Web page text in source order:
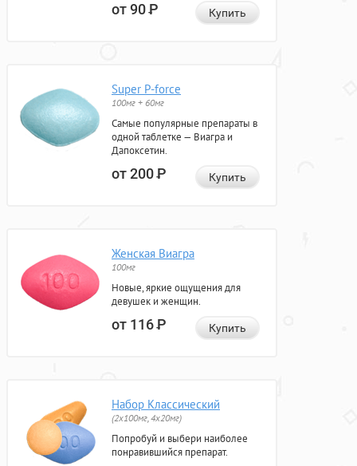
от 90Р Купить
Super P-force
100мг + 60мг
Самые популярные препараты в
одной таблетке — Виагра и
Дапоксетин.
от 200Р Купить
Женская Виагра
100мг
Новые, яркие ощущения для
девушек и женщин.
от 116Р Купить
Набор Классический
(2x100мг, 4x20мг)
Попробуй и выбери наиболее
понравившийся препарат.